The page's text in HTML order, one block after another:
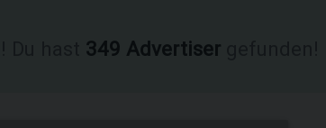
349 Advertisergefunden!